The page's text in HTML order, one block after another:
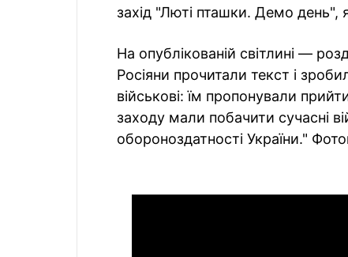
захід "Люті пташки. Демо день",
На опублікованій світлині —
Росіяни прочитали текст і
військові: їм пропонували
заходу мали побачити сучасні
обороноздатності України."